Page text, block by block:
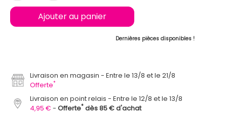
Ajouter au panier
Dernières pièces disponibles !
Livraison en magasin
Entre le 13/8 et le 21/8
Offerte*
Livraison en point relais
Entre le 12/8 et le 13/8
4,95 €
Offerte* dès 85 € d'achat